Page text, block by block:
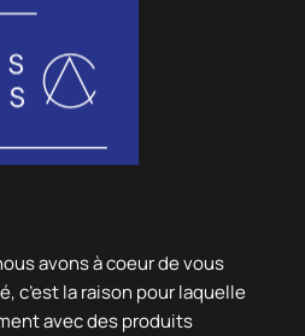
avons à coeur de vous
c’est la raison pour laquelle
avec des produits